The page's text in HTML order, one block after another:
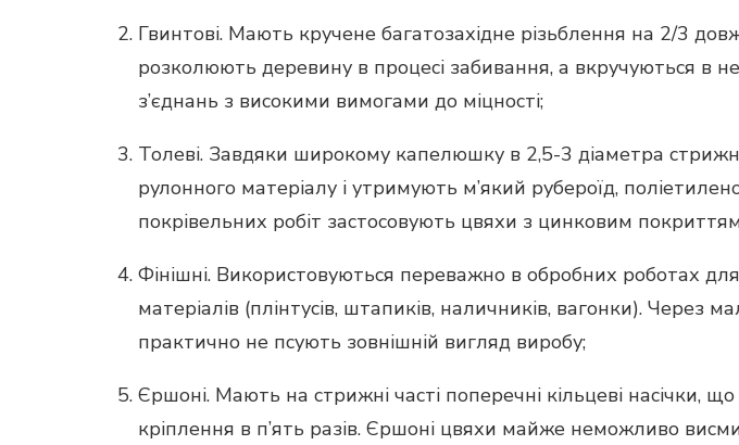
Гвинтові. Мають кручене багатозахідне різьблення на 2/3
розколюють деревину в процесі забивання, а вкручуються в
з’єднань з високими вимогами до міцності;
Толеві. Завдяки широкому капелюшку в 2,5-3 діаметра
рулонного матеріалу і утримують м’який рубероїд,
покрівельних робіт застосовують цвяхи з цинковим
Фінішні. Використовуються переважно в обробних роботах
матеріалів (плінтусів, штапиків, наличників, вагонки). Через
практично не псують зовнішній вигляд виробу;
Єршоні. Мають на стрижні часті поперечні кільцеві насічки,
кріплення в п’ять разів. Єршоні цвяхи майже неможливо